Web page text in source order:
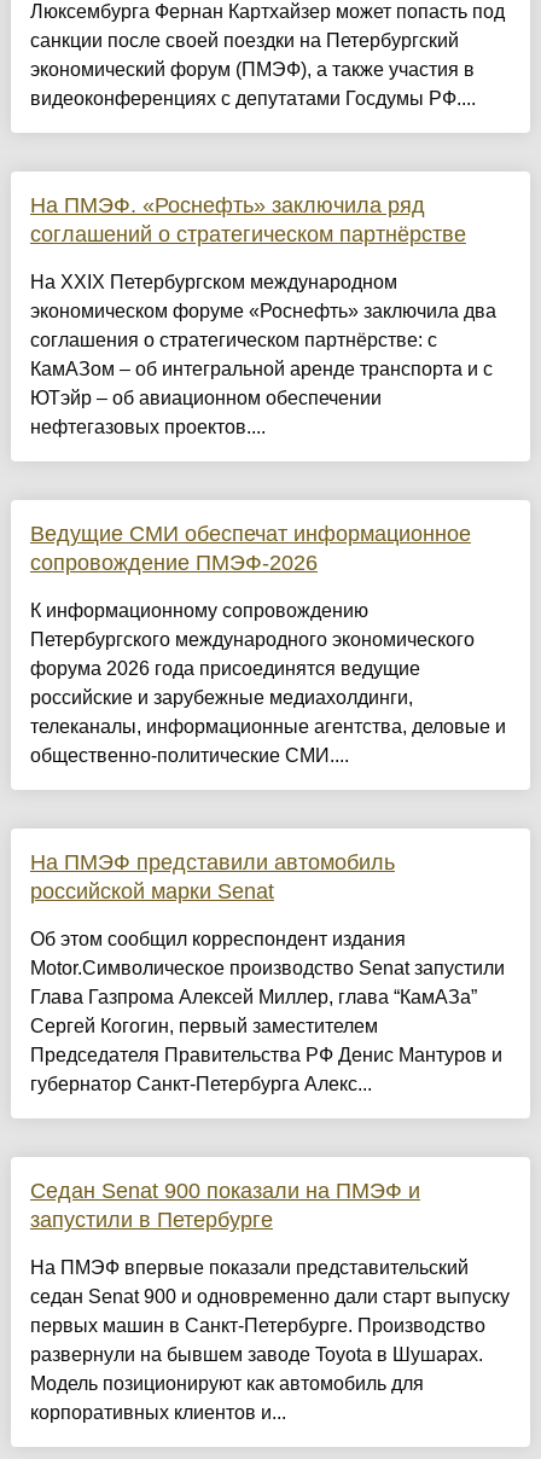
Люксембурга Фернан Картхайзер может попасть под
санкции после своей поездки на Петербургский
экономический форум (ПМЭФ), а также участия в
видеоконференциях с депутатами Госдумы РФ....
На ПМЭФ. «Роснефть» заключила ряд
соглашений о стратегическом партнёрстве
На XXIX Петербургском международном
экономическом форуме «Роснефть» заключила два
соглашения о стратегическом партнёрстве: с
КамАЗом – об интегральной аренде транспорта и с
ЮТэйр – об авиационном обеспечении
нефтегазовых проектов....
Ведущие СМИ обеспечат информационное
сопровождение ПМЭФ-2026
К информационному сопровождению
Петербургского международного экономического
форума 2026 года присоединятся ведущие
российские и зарубежные медиахолдинги,
телеканалы, информационные агентства, деловые и
общественно-политические СМИ....
На ПМЭФ представили автомобиль
российской марки Senat
Об этом сообщил корреспондент издания
Motor.Символическое производство Senat запустили
Глава Газпрома Алексей Миллер, глава “КамАЗа”
Сергей Когогин, первый заместителем
Председателя Правительства РФ Денис Мантуров и
губернатор Санкт-Петербурга Алекс...
Седан Senat 900 показали на ПМЭФ и
запустили в Петербурге
На ПМЭФ впервые показали представительский
седан Senat 900 и одновременно дали старт выпуску
первых машин в Санкт-Петербурге. Производство
развернули на бывшем заводе Toyota в Шушарах.
Модель позиционируют как автомобиль для
корпоративных клиентов и...